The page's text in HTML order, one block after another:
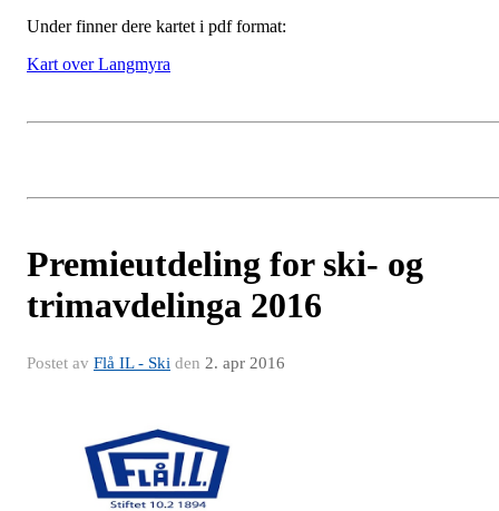
Under finner dere kartet i pdf format:
Kart over Langmyra
Premieutdeling for ski- og
trimavdelinga 2016
Postet av Flå IL - Ski den 2. apr 2016